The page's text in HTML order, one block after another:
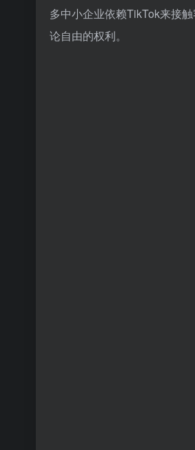
多中小企业依赖TikTok来接
论自由的权利。